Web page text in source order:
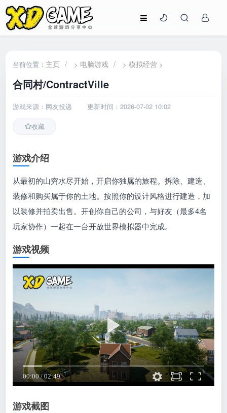
当前位置： 主页 / > 电脑游戏 / >模拟经营 >
合同村/ContractVille
游戏来源：网友投递 更新时间：2026-07-02 10:02
收藏
游戏介绍
从最初的山穷水尽开始，开启你独属的旅程。拆除、建造、
装修和购买属于你的土地。按照你的设计风格进行建造，加
以装修并拍卖出售。开创你自己的公司，与好友（最多4名
玩家协作）一起在一台开放世界模拟器中完成。
游戏视频
游戏截图